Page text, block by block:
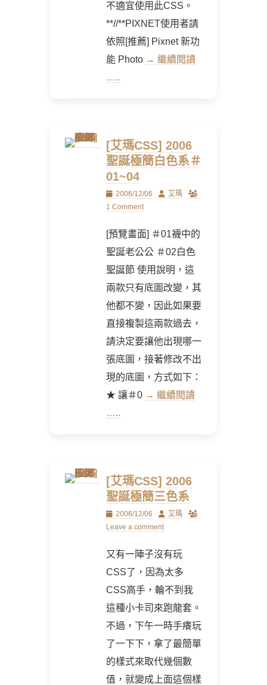
不適宜使用此CSS。
**//**PIXNET使用者請
依照[推薦] Pixnet 新功
能 Photo → 繼續閱讀
…..
[艾瑪CSS] 2006
聖誕極簡白色系＃
01~04
Posted
on
2006/12/06 Author
艾瑪
1 Comment
[預覽畫面] ＃01襪中的
聖誕老公公 ＃02白色
聖誕節 使用說明，這
兩款只有底圖改變，其
他都不變，因此如果要
直接複製這兩款過去，
請決定要讓他出現哪一
張底圖，接著修改不出
現的底圖，方式如下：
★ 讓＃0 → 繼續閱讀
…..
[艾瑪CSS] 2006
聖誕極簡三色系
Posted
on
2006/12/06 Author
艾瑪
Leave a comment
又有一陣子沒有玩
CSS了，因為太多
CSS高手，輪不到我
這種小卡司來跑龍套。
不過，下午一時手癢玩
了一下下，拿了最簡單
的樣式來取代幾個數
值，就變成上面這個樣